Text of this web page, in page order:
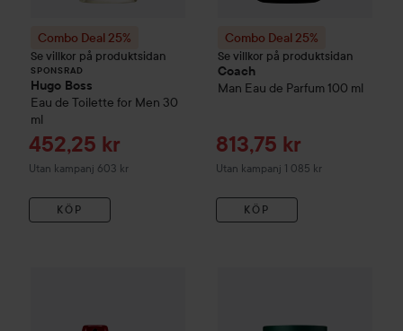
Combo Deal 25%
Se villkor på produktsidan
SPONSRAD
Hugo Boss
Eau de Toilette for Men 30
ml
Reapris
452,25 kr
Utan kampanj 603 kr
KÖP
Combo Deal 25%
Se villkor på produktsidan
Coach
Man Eau de Parfum 100 ml
Reapris
813,75 kr
Utan kampanj 1 085 kr
KÖP